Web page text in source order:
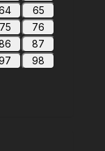
65
75
76
87
98